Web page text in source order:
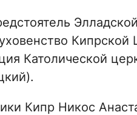
Кипрской
Католической
Кипр Никос